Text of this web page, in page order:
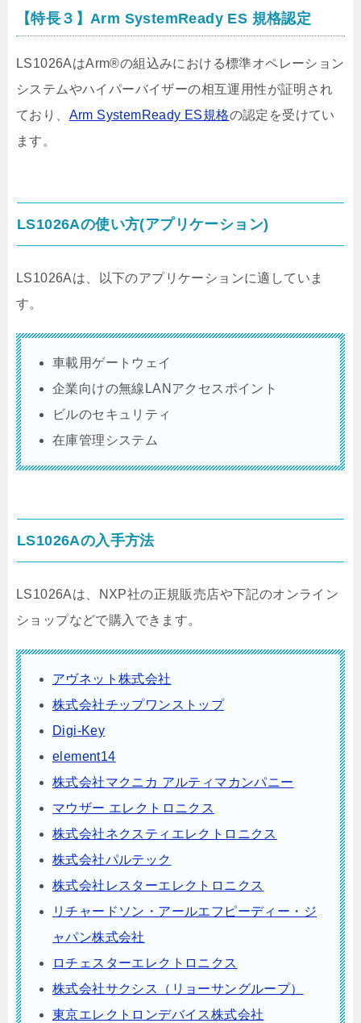
【特長３】Arm SystemReady ES 規格認定
LS1026AはArm®の組込みにおける標準オペレーション
システムやハイパーバイザーの相互運用性が証明され
ており、 Arm SystemReady ES規格の認定を受けてい
ます。
LS1026Aの使い方(アプリケーション)
LS1026Aは、以下のアプリケーションに適していま
す。
車載用ゲートウェイ
企業向けの無線LANアクセスポイント
ビルのセキュリティ
在庫管理システム
LS1026Aの入手方法
LS1026Aは、NXP社の正規販売店や下記のオンライン
ショップなどで購入できます。
アヴネット株式会社
株式会社チップワンストップ
Digi-Key
element14
株式会社マクニカ アルティマカンパニー
マウザー エレクトロニクス
株式会社ネクスティエレクトロニクス
株式会社パルテック
株式会社レスターエレクトロニクス
リチャードソン・アールエフピーディー・ジ
ャパン株式会社
ロチェスターエレクトロニクス
株式会社サクシス（リョーサングループ）
東京エレクトロンデバイス株式会社